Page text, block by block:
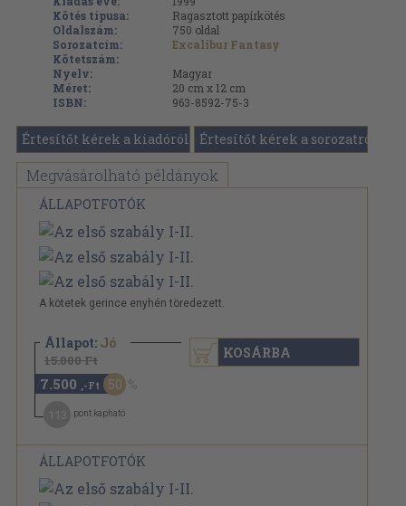
Kötés típusa:
Ragasztott papírkötés
Oldalszám:
750 oldal
Sorozatcím:
Excalibur Fantasy
Kötetszám:
Nyelv:
Magyar
Méret:
20 cm x 12 cm
ISBN:
963-8592-75-3
Értesítőt kérek a kiadóról Értesítőt kérek a sorozatról
Megvásárolható példányok
ÁLLAPOTFOTÓK
A kötetek gerince enyhén töredezett.
Állapot: Jó
15.000 Ft
7.500 ,-Ft 50
pont kapható
KOSÁRBA
ÁLLAPOTFOTÓK